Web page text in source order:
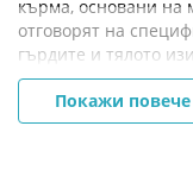
кърма, основани на
отговорят на
гърдите и тялото
колектори и
кърмене, крем за
много други. Имаме
Покажи повече